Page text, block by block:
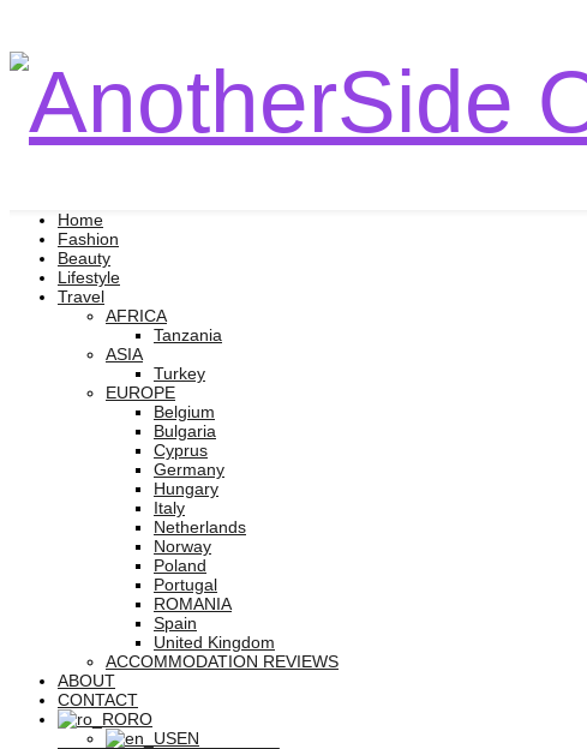
Home
Fashion
Beauty
Lifestyle
Travel
AFRICA
Tanzania
ASIA
Turkey
EUROPE
Belgium
Bulgaria
Cyprus
Germany
Hungary
Italy
Netherlands
Norway
Poland
Portugal
ROMANIA
Spain
United Kingdom
ACCOMMODATION REVIEWS
ABOUT
CONTACT
RO
EN